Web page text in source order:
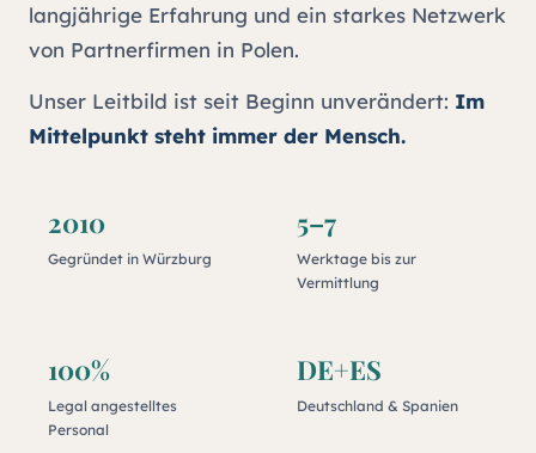
langjährige Erfahrung und ein starkes Netzwerk
von Partnerfirmen in Polen.
Unser Leitbild ist seit Beginn unverändert: Im
Mittelpunkt steht immer der Mensch.
2010
Gegründet in Würzburg
5–7
Werktage bis zur
Vermittlung
100%
Legal angestelltes
Personal
DE+ES
Deutschland & Spanien